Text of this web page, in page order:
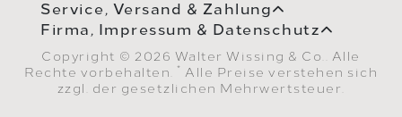
Service, Versand & Zahlung
Firma, Impressum & Datenschutz
Copyright © 2026 Walter Wissing & Co.. Alle
Rechte vorbehalten.
* Alle Preise verstehen sich
zzgl. der gesetzlichen Mehrwertsteuer.